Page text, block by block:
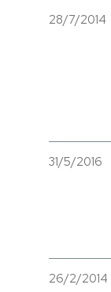
28/7/2014
31/5/2016
26/2/2014